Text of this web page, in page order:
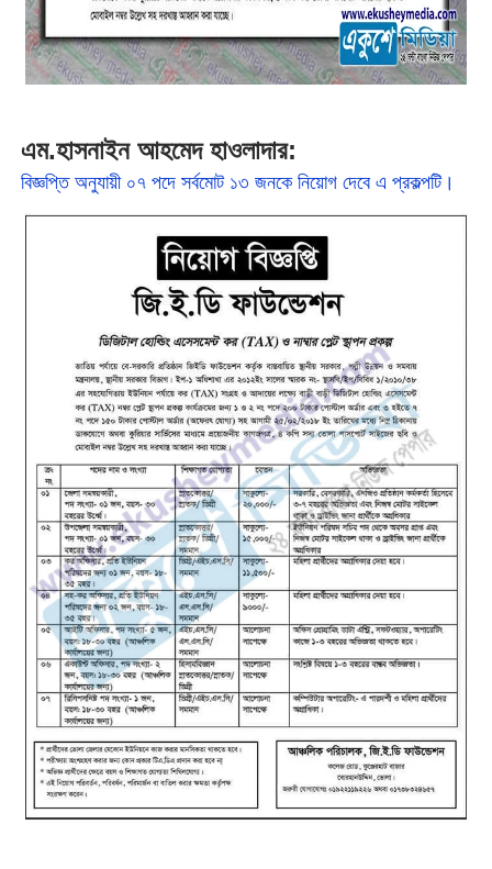
এম.হাসনাইন আহমেদ হাওলাদার:
বিজ্ঞপ্তি অনুযায়ী ০৭ পদে সর্বমোট ১৩ জনকে নিয়োগ দেবে এ প্রকল্পটি।